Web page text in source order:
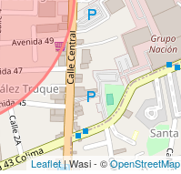
Leaflet| Wasi - ©OpenStreetMap